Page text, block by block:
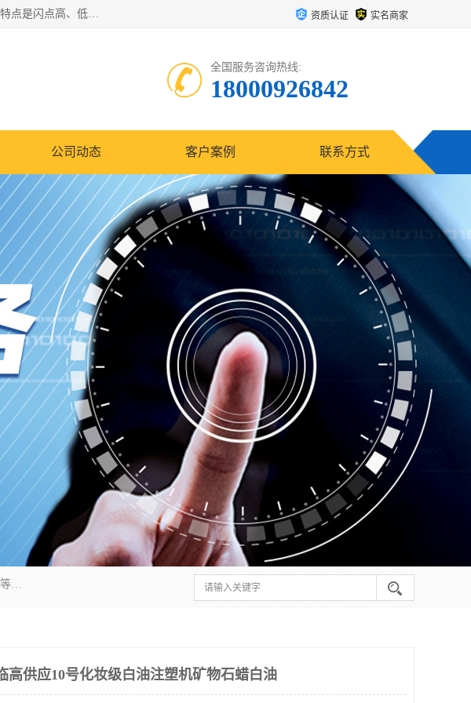
航空煤油（Jet Fuel）是专门为喷气式航空发动机设计的高纯度燃料，主要分为Jet A、Jet A-1和Jet B等类型。其特点是闪点高、低温流动性好，并添加了抗静电剂和抗氧化剂以确保飞行安全。航空煤油需 资质认证 实名商家
全国服务咨询热线:
18000926842
公司动态 客户案例 联系方式
航空煤油（Jet Fuel）是专门为喷气式航空发动机设计的高纯度燃料，主要分为Jet A、Jet A-1和Jet B等类型。其特点是闪点高、低温流动性好，并添加了抗静电剂和抗氧化剂以确保飞行安全。航空煤油需
高供应10号化妆级白油注塑机矿物石蜡白油